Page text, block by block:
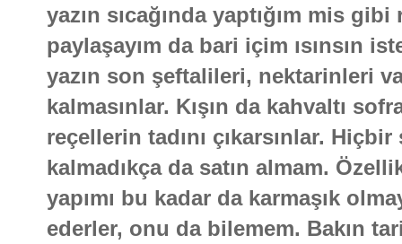
yazın sıcağında yaptığım mis
paylaşayım da bari içim ısınsın
yazın son şeftalileri, nektarinleri
kalmasınlar. Kışın da kahvaltı
reçellerin tadını çıkarsınlar.
kalmadıkça da satın almam.
yapımı bu kadar da karmaşık
ederler, onu da bilemem. Bakın